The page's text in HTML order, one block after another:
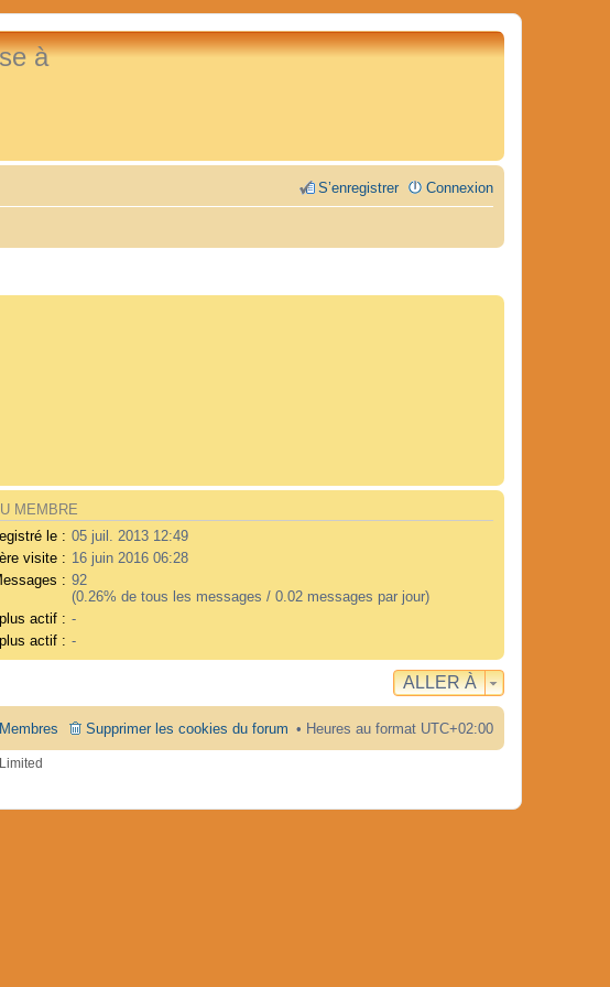
à
Connexion
S’enregistrer
MEMBRE
le : 05 juil. 2013 12:49
visite : 16 juin 2016 06:28
: 92
(0.26% de tous les messages / 0.02 messages par jour)
actif : -
actif : -
ALLER À
Heures au format UTC+02:00
Supprimer les cookies du forum
Membres